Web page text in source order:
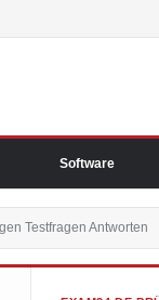
Software
Testfragen Antworten